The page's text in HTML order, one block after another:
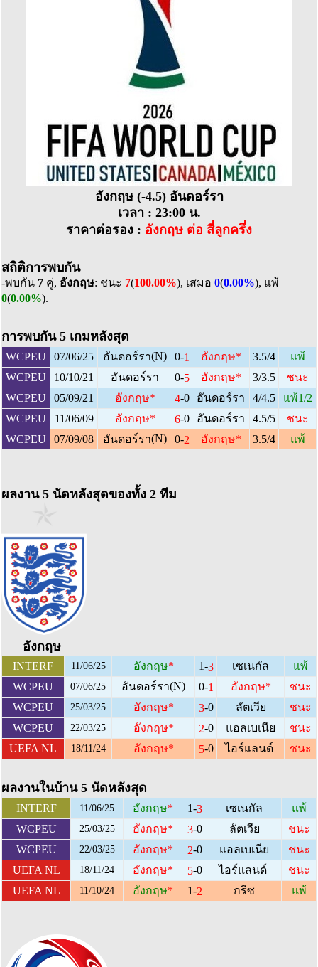
อังกฤษ (-4.5) อันดอร์รา
เวลา : 23:00 น.
ราคาต่อรอง : อังกฤษ ต่อ สี่ลูกครึ่ง
สถิติการพบกัน
-พบกัน 7 คู่, อังกฤษ: ชนะ 7(100.00%), เสมอ 0(0.00%), แพ้
0(0.00%).
การพบกัน 5 เกมหลังสุด
WCPEU 07/06/25 อันดอร์รา(N) 0-1 อังกฤษ* 3.5/4
แพ้
WCPEU
10/10/21 อันดอร์รา 0-5 อังกฤษ* 3/3.5
ชนะ
WCPEU
05/09/21 อังกฤษ* 4-0 อันดอร์รา 4/4.5
แพ้1/2
WCPEU
11/06/09 อังกฤษ* 6-0 อันดอร์รา 4.5/5
ชนะ
WCPEU
07/09/08 อันดอร์รา(N) 0-2 อังกฤษ* 3.5/4 แพ้
ผลงาน 5 นัดหลังสุดของทั้ง 2 ทีม
อังกฤษ
INTERF 11/06/25 อังกฤษ* 1-3 เซเนกัล
แพ้
WCPEU
07/06/25 อันดอร์รา(N) 0-1 อังกฤษ*
ชนะ
WCPEU
25/03/25 อังกฤษ* 3-0 ลัตเวีย
ชนะ
WCPEU
22/03/25 อังกฤษ* 2-0 แอลเบเนีย
ชนะ
UEFA NL
18/11/24 อังกฤษ* 5-0 ไอร์แลนด์ ชนะ
ผลงานในบ้าน 5 นัดหลังสุด
INTERF 11/06/25 อังกฤษ* 1-3 เซเนกัล
แพ้
WCPEU
25/03/25 อังกฤษ* 3-0 ลัตเวีย
ชนะ
WCPEU
22/03/25 อังกฤษ* 2-0 แอลเบเนีย
ชนะ
UEFA NL
18/11/24 อังกฤษ* 5-0 ไอร์แลนด์
ชนะ
UEFA NL
11/10/24 อังกฤษ* 1-2 กรีซ แพ้